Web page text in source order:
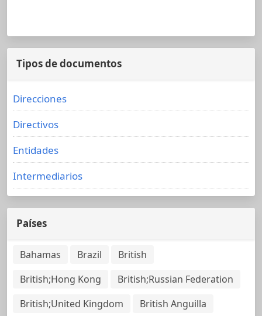
Tipos de documentos
Direcciones
Directivos
Entidades
Intermediarios
Países
Bahamas Brazil
British
British;Hong Kong
British;Russian Federation
British;United Kingdom
British Anguilla